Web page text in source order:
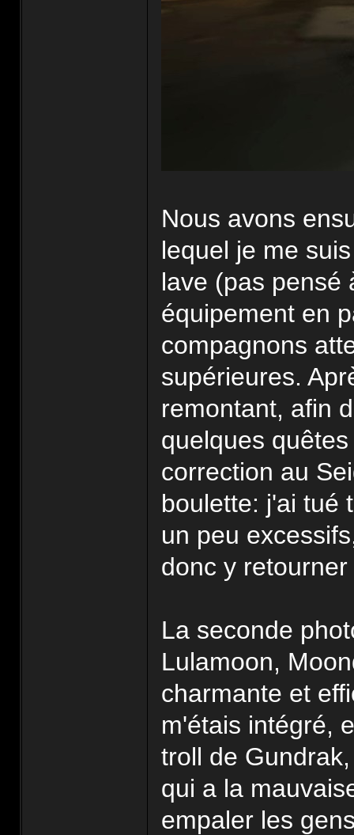
Nous avons
lequel je me
lave (pas pensé
équipement en
compagnons
supérieures.
remontant, afin
quelques
correction au
boulette: j'ai tué
un peu
donc y retourner
La seconde
Lulamoon,
charmante et
m'étais intégré,
troll de
qui a la
empaler les